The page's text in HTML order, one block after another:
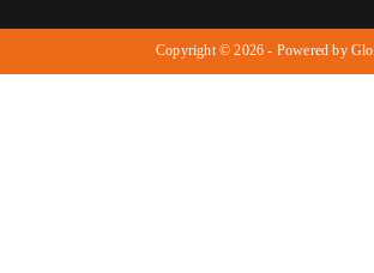
Copyright © 2026 - Powered by